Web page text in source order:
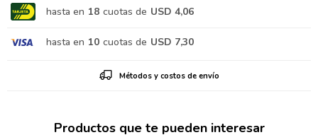
hasta en 18 cuotas de USD 4,06
hasta en 10 cuotas de USD 7,30
Métodos y costos de envío
Productos que te pueden interesar